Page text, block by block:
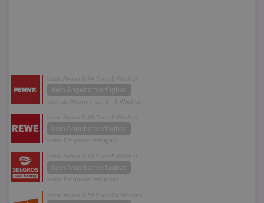
letzte Aktion 0,44 € vor 2 Wochen
kein Angebot verfügbar
nächste Aktion in ca. 3 - 4 Wochen
letzte Aktion 0,49 € vor 2 Wochen
kein Angebot verfügbar
keine Prognose verfügbar
letzte Aktion 0,39 € vor 5 Wochen
kein Angebot verfügbar
keine Prognose verfügbar
letzte Aktion 0,59 € vor 84 Wochen